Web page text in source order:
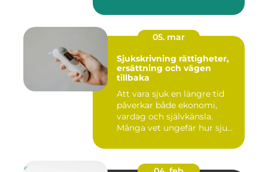
05. mar
Sjukskrivning rättigheter,
ersättning och vägen
tillbaka
Att vara sjuk en längre tid
påverkar både ekonomi,
vardag och självkänsla.
Många vet ungefär hur sju...